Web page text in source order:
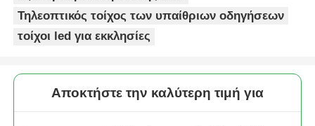
Τηλεοπτικός τοίχος των υπαίθριων οδηγήσεων
τοίχοι led για εκκλησίες
Αποκτήστε την καλύτερη τιμή για